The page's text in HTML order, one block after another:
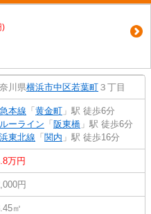
)
川県横浜市中区若葉町 ３丁目
本線 「 黄金町 」駅 徒歩6分
ーライン 「 阪東橋 」駅 徒歩6分
東北線 「 関内 」駅 徒歩16分
万円
円
㎡